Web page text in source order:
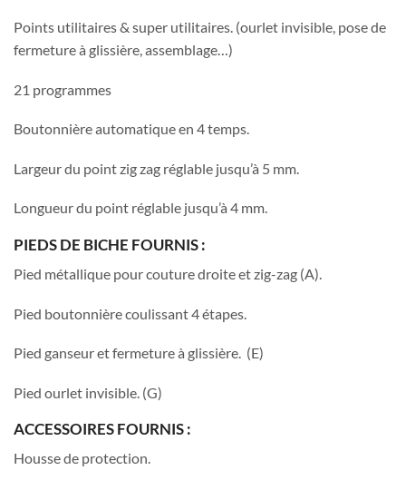
Points utilitaires & super utilitaires. (ourlet invisible, pose de
fermeture à glissière, assemblage…)
21 programmes
Boutonnière automatique en 4 temps.
Largeur du point zig zag réglable jusqu’à 5 mm.
Longueur du point réglable jusqu’à 4 mm.
PIEDS DE BICHE FOURNIS :
Pied métallique pour couture droite et zig-zag (A).
Pied boutonnière coulissant 4 étapes.
Pied ganseur et fermeture à glissière. (E)
Pied ourlet invisible. (G)
ACCESSOIRES FOURNIS :
Housse de protection.